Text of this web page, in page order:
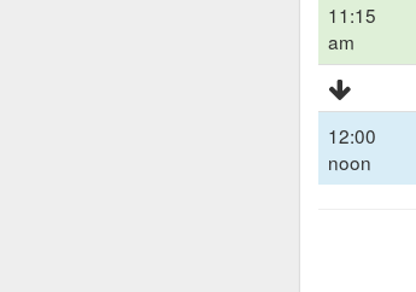
11:15
am
12:00
noon